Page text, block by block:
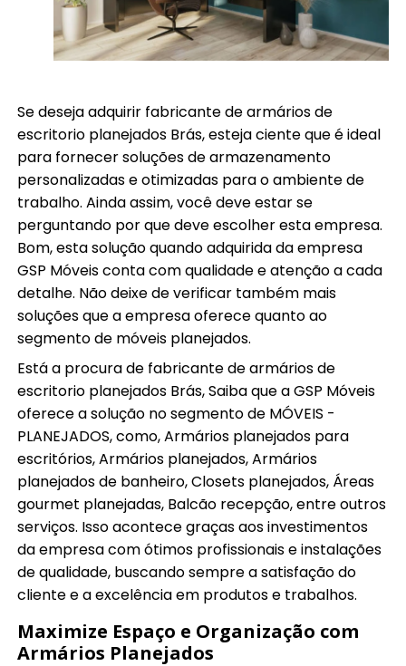
Se deseja adquirir fabricante de armários de
escritorio planejados Brás, esteja ciente que é ideal
para fornecer soluções de armazenamento
personalizadas e otimizadas para o ambiente de
trabalho. Ainda assim, você deve estar se
perguntando por que deve escolher esta empresa.
Bom, esta solução quando adquirida da empresa
GSP Móveis conta com qualidade e atenção a cada
detalhe. Não deixe de verificar também mais
soluções que a empresa oferece quanto ao
segmento de móveis planejados.
Está a procura de fabricante de armários de
escritorio planejados Brás, Saiba que a GSP Móveis
oferece a solução no segmento de MÓVEIS -
PLANEJADOS, como, Armários planejados para
escritórios, Armários planejados, Armários
planejados de banheiro, Closets planejados, Áreas
gourmet planejadas, Balcão recepção, entre outros
serviços. Isso acontece graças aos investimentos
da empresa com ótimos profissionais e instalações
de qualidade, buscando sempre a satisfação do
cliente e a excelência em produtos e trabalhos.
Maximize Espaço e Organização com
Armários Planejados